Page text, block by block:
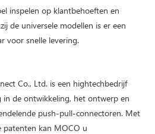
inspelen op klantbehoeften en
de universele modellen is er een
voor snelle levering.
Co., Ltd. is een hightechbedrijf
in de ontwikkeling, het ontwerp en
push-pull-connectoren. Met
patenten kan MOCO u